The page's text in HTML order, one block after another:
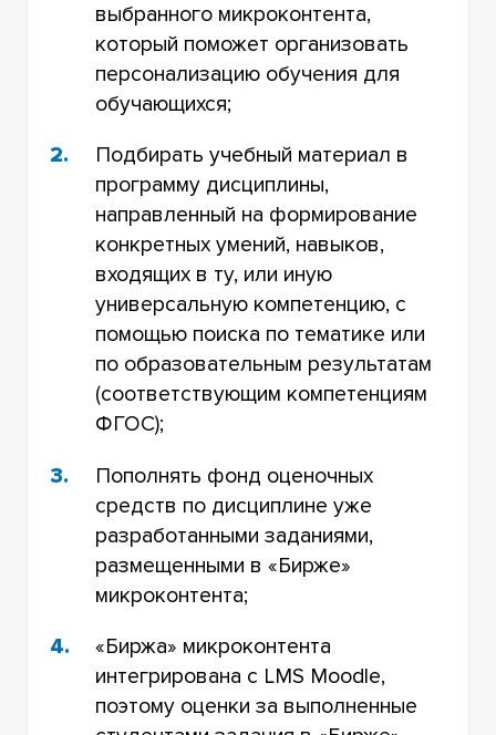
выбранного микроконтента,
который поможет организовать
персонализацию обучения для
обучающихся;
Подбирать учебный материал в
программу дисциплины,
направленный на формирование
конкретных умений, навыков,
входящих в ту, или иную
универсальную компетенцию, с
помощью поиска по тематике или
по образовательным результатам
(соответствующим компетенциям
ФГОС);
Пополнять фонд оценочных
средств по дисциплине уже
разработанными заданиями,
размещенными в «Бирже»
микроконтента;
«Биржа» микроконтента
интегрирована с LMS Moodle,
поэтому оценки за выполненные